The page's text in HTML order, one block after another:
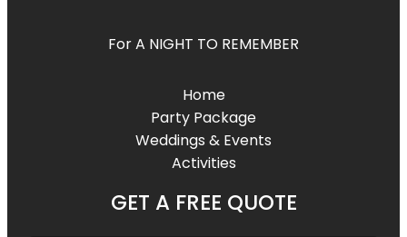
For A NIGHT TO REMEMBER
Home
Party Package
Weddings & Events
Activities
GET A FREE QUOTE